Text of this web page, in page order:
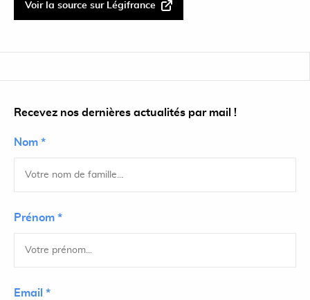
Voir la source sur Légifrance
Recevez nos dernières actualités par mail !
Nom *
Prénom *
Email *